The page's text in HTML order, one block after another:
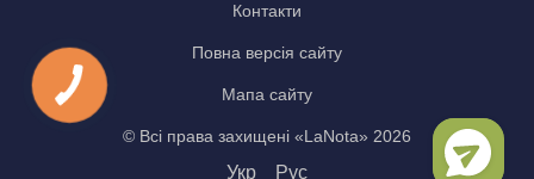
Контакти
Повна версія сайту
Мапа сайту
© Всі права захищені «LaNota» 2026
Укр Рус